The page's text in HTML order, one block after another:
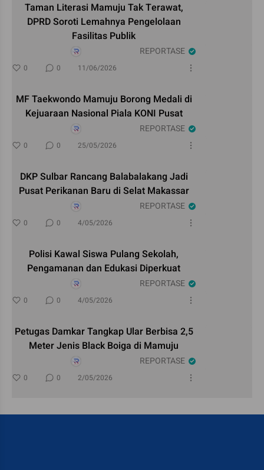
Taman Literasi Mamuju Tak Terawat,
DPRD Soroti Lemahnya Pengelolaan
Fasilitas Publik
REPORTASE
0 0 11/06/2026
MF Taekwondo Mamuju Borong Medali di
Kejuaraan Nasional Piala KONI Pusat
REPORTASE
0 0 25/05/2026
DKP Sulbar Rancang Balabalakang Jadi
Pusat Perikanan Baru di Selat Makassar
REPORTASE
0 0 4/05/2026
Polisi Kawal Siswa Pulang Sekolah,
Pengamanan dan Edukasi Diperkuat
REPORTASE
0 0 4/05/2026
Petugas Damkar Tangkap Ular Berbisa 2,5
Meter Jenis Black Boiga di Mamuju
REPORTASE
0 0 2/05/2026